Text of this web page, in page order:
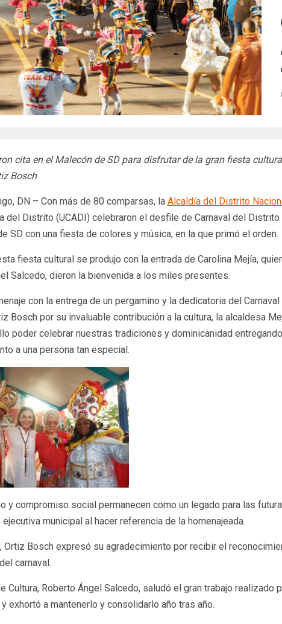
cita en el Malecón de SD para disfrutar de la gran fiesta
Bosch
DN – Con más de 80 comparsas, la Alcaldía del Distrito
del Distrito (UCADI) celebraron el desfile de Carnaval del Distrito
SD con una fiesta de colores y música, en la que primó el orden.
fiesta cultural se produjo con la entrada de Carolina Mejía,
Salcedo, dieron la bienvenida a los miles presentes.
con la entrega de un pergamino y la dedicatoria del
Bosch por su invaluable contribución a la cultura, la alcaldesa
poder celebrar nuestras tradiciones y dominicanidad
a una persona tan especial.
y compromiso social permanecen como un legado para las
municipal al hacer referencia de la homenajeada.
Ortiz Bosch expresó su agradecimiento por recibir el
carnaval.
Cultura, Roberto Ángel Salcedo, saludó el gran trabajo realizado
exhortó a mantenerlo y consolidarlo año tras año.